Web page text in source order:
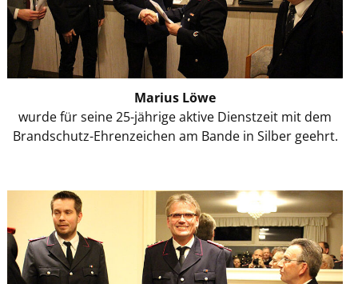
Marius Löwe
wurde für seine 25-jährige aktive Dienstzeit mit dem
Brandschutz-Ehrenzeichen am Bande in Silber geehrt.